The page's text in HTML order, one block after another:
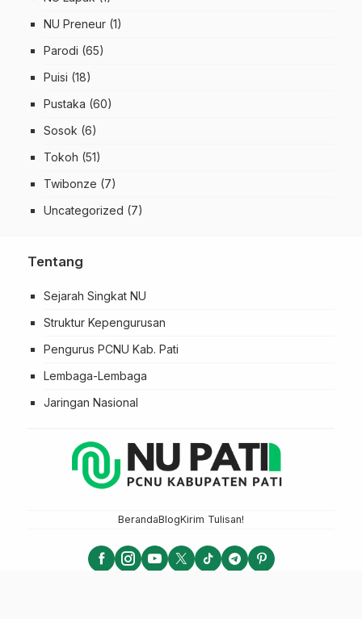
NU Preneur (1)
Parodi (65)
Puisi (18)
Pustaka (60)
Sosok (6)
Tokoh (51)
Twibonze (7)
Uncategorized (7)
Tentang
Sejarah Singkat NU
Struktur Kepengurusan
Pengurus PCNU Kab. Pati
Lembaga-Lembaga
Jaringan Nasional
BerandaBlogKirim Tulisan!